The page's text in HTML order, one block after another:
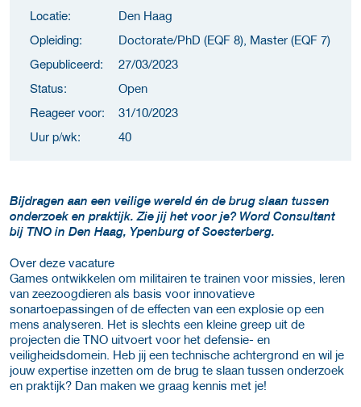
Locatie: Den Haag
Opleiding: Doctorate/PhD (EQF 8), Master (EQF 7)
Gepubliceerd: 27/03/2023
Status: Open
Reageer voor: 31/10/2023
Uur p/wk: 40
Bijdragen aan een veilige wereld én de brug slaan tussen
onderzoek en praktijk. Zie jij het voor je? Word Consultant
bij TNO in Den Haag, Ypenburg of Soesterberg.
Over deze vacature
Games ontwikkelen om militairen te trainen voor missies, leren
van zeezoogdieren als basis voor innovatieve
sonartoepassingen of de effecten van een explosie op een
mens analyseren. Het is slechts een kleine greep uit de
projecten die TNO uitvoert voor het defensie- en
veiligheidsdomein. Heb jij een technische achtergrond en wil je
jouw expertise inzetten om de brug te slaan tussen onderzoek
en praktijk? Dan maken we graag kennis met je!